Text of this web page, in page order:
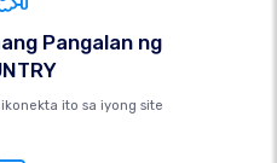
Pangalan ng
ito sa iyong site